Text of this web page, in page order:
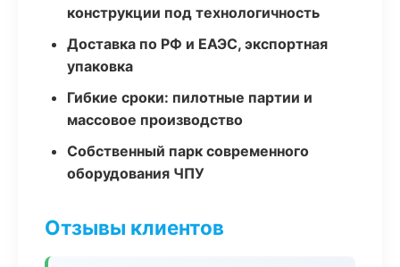
конструкции под технологичность
Доставка по РФ и ЕАЭС, экспортная
упаковка
Гибкие сроки: пилотные партии и
массовое производство
Собственный парк современного
оборудования ЧПУ
Отзывы клиентов